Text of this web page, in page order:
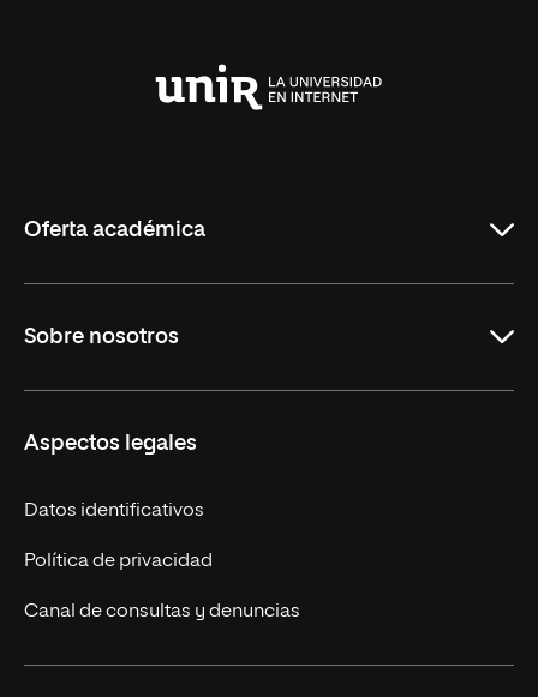
Oferta académica
Licenciaturas en línea
Cursos Europeos
Títulos Americanos
Alianza Newman
Sobre nosotros
Nuestros alumnos
Únete a nosotros
Actualidad
Solicita información
Aspectos legales
Datos identificativos
Política de privacidad
Canal de consultas y denuncias